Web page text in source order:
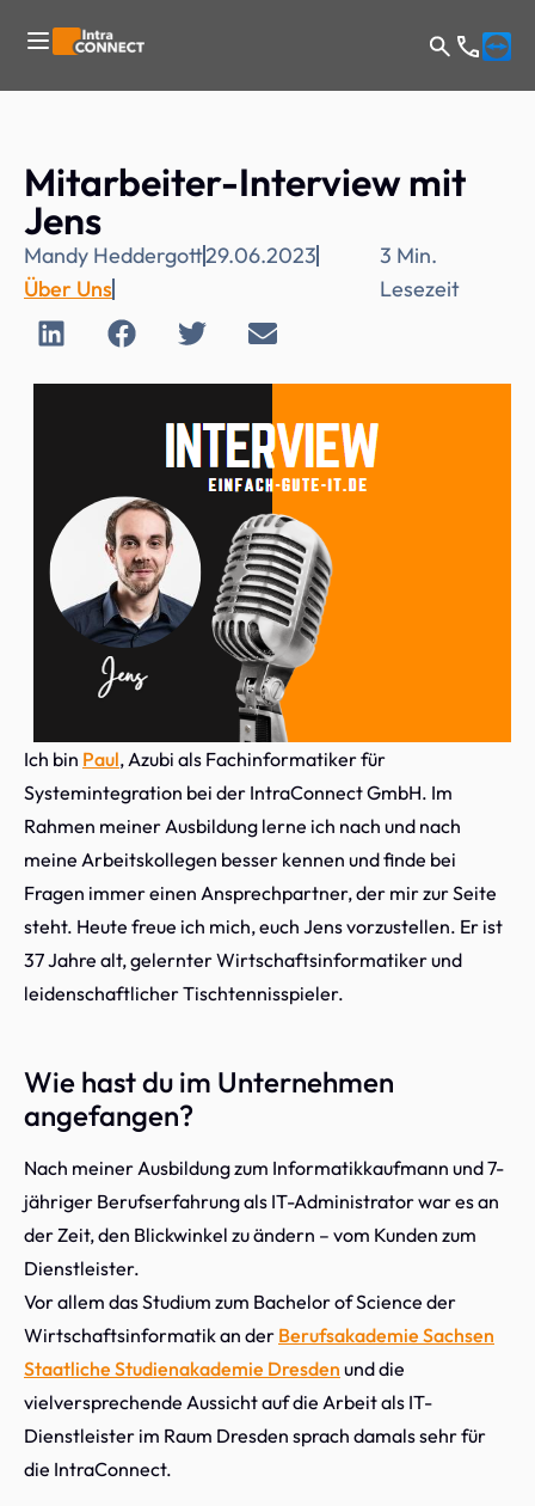
Mitarbeiter-Interview mit
Jens
Mandy Heddergott29.06.2023
Über Uns
3 Min.
Lesezeit
Ich bin Paul, Azubi als Fachinformatiker für
Systemintegration bei der IntraConnect GmbH. Im
Rahmen meiner Ausbildung lerne ich nach und nach
meine Arbeitskollegen besser kennen und finde bei
Fragen immer einen Ansprechpartner, der mir zur Seite
steht. Heute freue ich mich, euch Jens vorzustellen. Er ist
37 Jahre alt, gelernter Wirtschaftsinformatiker und
leidenschaftlicher Tischtennisspieler.
Wie hast du im Unternehmen
angefangen?
Nach meiner Ausbildung zum Informatikkaufmann und 7-
jähriger Berufserfahrung als IT-Administrator war es an
der Zeit, den Blickwinkel zu ändern – vom Kunden zum
Dienstleister.
Vor allem das Studium zum Bachelor of Science der
Wirtschaftsinformatik an der Berufsakademie Sachsen
Staatliche Studienakademie Dresden und die
vielversprechende Aussicht auf die Arbeit als IT-
Dienstleister im Raum Dresden sprach damals sehr für
die IntraConnect.